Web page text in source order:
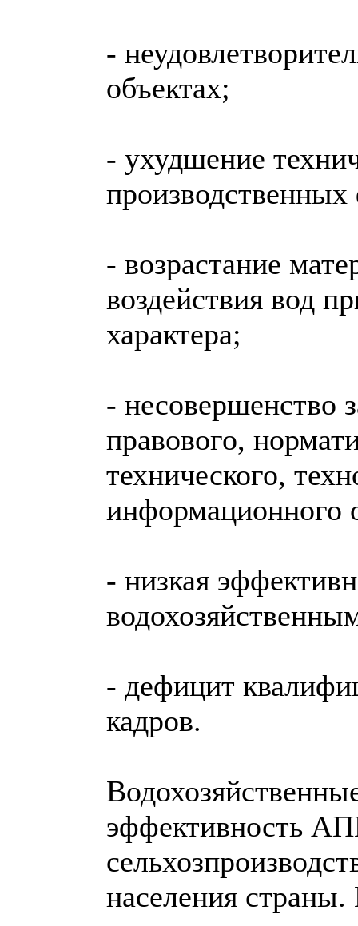
-
объектах;
- ухудшение
- возрастание
воздействия вод
характера;
- несовершенство
правового,
технического,
информационного
- низкая
- дефицит
кадров.
эффективность
населения